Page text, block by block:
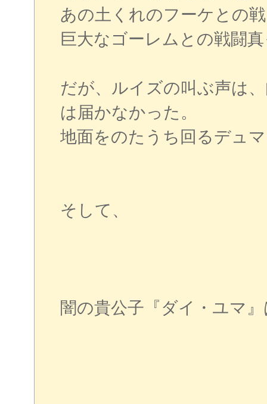
あの土くれのフーケとの
巨大なゴーレムとの戦闘
だが、ルイズの叫ぶ声は
は届かなかった。
地面をのたうち回るデュ
そして、
闇の貴公子『ダイ・ユマ